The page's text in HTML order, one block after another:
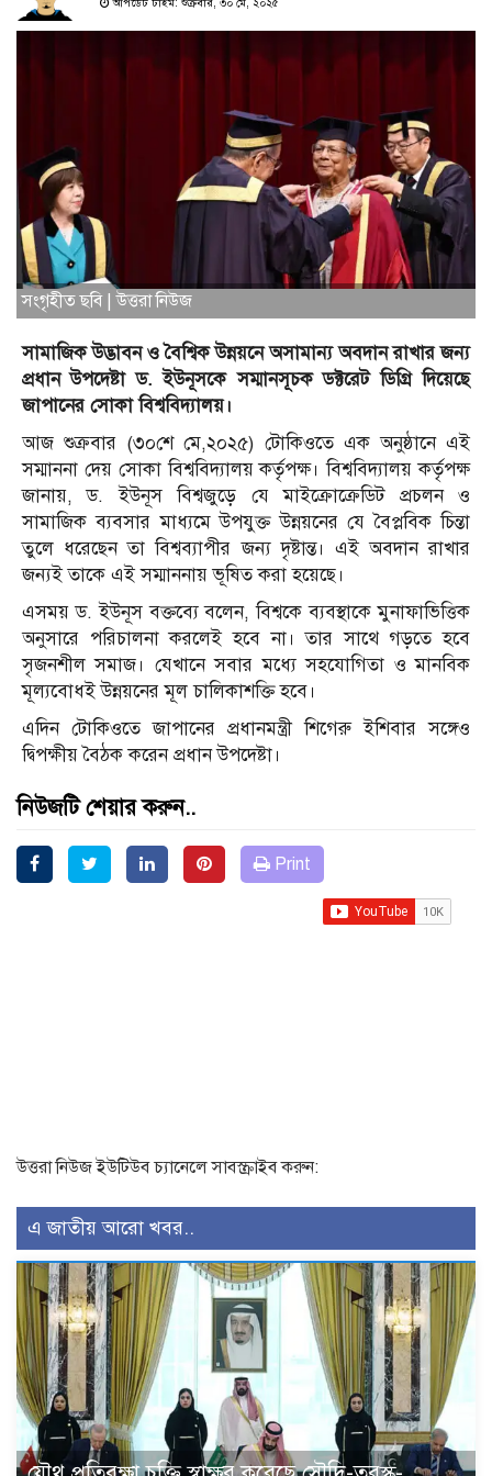
আপডেট টাইম: শুক্রবার, ৩০ মে, ২০২৫
সংগৃহীত ছবি | উত্তরা নিউজ
সামাজিক উদ্ভাবন ও বৈশ্বিক উন্নয়নে অসামান্য অবদান রাখার জন্য
প্রধান উপদেষ্টা ড. ইউনূসকে সম্মানসূচক ডক্টরেট ডিগ্রি দিয়েছে
জাপানের সোকা বিশ্ববিদ্যালয়।
আজ শুক্রবার (৩০শে মে,২০২৫) টোকিওতে এক অনুষ্ঠানে এই
সম্মাননা দেয় সোকা বিশ্ববিদ্যালয় কর্তৃপক্ষ। বিশ্ববিদ্যালয় কর্তৃপক্ষ
জানায়, ড. ইউনূস বিশ্বজুড়ে যে মাইক্রোক্রেডিট প্রচলন ও
সামাজিক ব্যবসার মাধ্যমে উপযুক্ত উন্নয়নের যে বৈপ্লবিক চিন্তা
তুলে ধরেছেন তা বিশ্বব্যাপীর জন্য দৃষ্টান্ত। এই অবদান রাখার
জন্যই তাকে এই সম্মাননায় ভূষিত করা হয়েছে।
এসময় ড. ইউনূস বক্তব্যে বলেন, বিশ্বকে ব্যবস্থাকে মুনাফাভিত্তিক
অনুসারে পরিচালনা করলেই হবে না। তার সাথে গড়তে হবে
সৃজনশীল সমাজ। যেখানে সবার মধ্যে সহযোগিতা ও মানবিক
মূল্যবোধই উন্নয়নের মূল চালিকাশক্তি হবে।
এদিন টোকিওতে জাপানের প্রধানমন্ত্রী শিগেরু ইশিবার সঙ্গেও
দ্বিপক্ষীয় বৈঠক করেন প্রধান উপদেষ্টা।
নিউজটি শেয়ার করুন..
Print
উত্তরা নিউজ ইউটিউব চ্যানেলে সাবস্ক্রাইব করুন:
এ জাতীয় আরো খবর..